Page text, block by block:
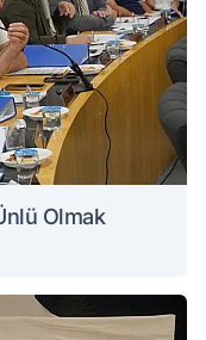
Olmak